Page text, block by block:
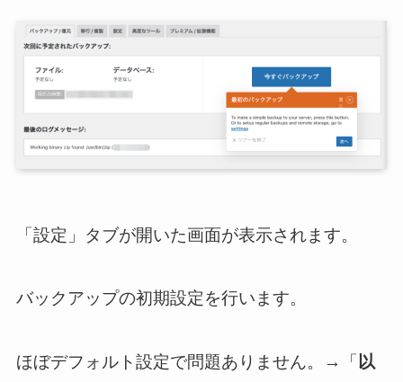
「設定」タブが開いた画面が表示されます。
バックアップの初期設定を行います。
ほぼデフォルト設定で問題ありません。→「 以